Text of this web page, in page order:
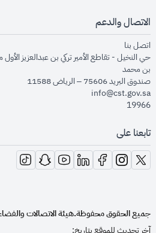
الاتصال والدعم
اتصل بنا
حي النخيل - تقاطع الأمير تركي بن عبدالعزيز
بن محمد
صندوق البريد 75606 – الرياض 11588
info@cst.gov.sa
19966
تابعنا على
opens in new window
opens in new window
opens in new window
opens in new window
opens in new window
new window
window
جميع الحقوق محفوظة.هيئة الاتصالات
آخر تحديث للموقع بتاريخ: